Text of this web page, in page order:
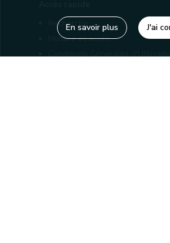
Recherche
Horaire et accès
Conditions Générales
En savoir plus J'ai